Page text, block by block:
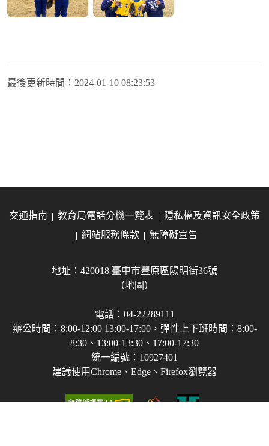
最後更新時間： 2024-01-10 08:23:53
交通指南 教育局電話分機一覽表
隱私權及資訊安全政策
網站服務條款
無障礙宣告
地址：420018 臺中市豐原區陽明街36號
（地圖）
電話：04-22289111
辦公時間：8:00-12:00 13:00-17:00，彈性上下班時間：8:00-
8:30、13:00-13:30、17:00-17:30
統一編號：10927401
建議使用Chrome、Edge、Firefox瀏覽器